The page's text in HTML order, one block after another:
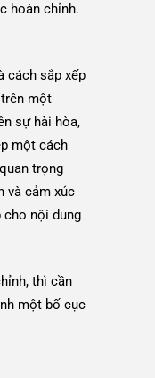
hoàn chỉnh.
cách sắp xếp
một
sự hài hòa,
một cách
trọng
và cảm xúc
cho nội dung
thì cần
một bố cục